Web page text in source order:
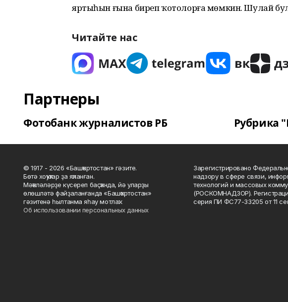
яртыһын ғына биреп ҡотолорға мөмкин. Шулай
Читайте нас
Партнеры
Фотобанк журналистов РБ Рубрика
© 1917 - 2026 «Башҡортостан» гәзите.
Бөтә хоҡуҡтар ҙа яҡланған.
Мәҡәләләрҙе күсереп баҫҡанда, йә уларҙы
өлөшләтә файҙаланғанда «Башҡортостан»
гәзитенә һылтанма яһау мотлаҡ.
Об использовании персональных данных
Зарегистрировано
надзору в сфере связи,
технологий и массовых
(РОСКОМНАДЗОР).
серия ПИ ФС77-33205 от 11